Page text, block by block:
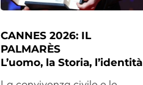
CANNES 2026: IL
PALMARÈS
L’uomo, la Storia, l’identità